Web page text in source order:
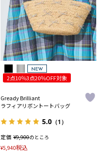
NEW
2点10％3点20％OFF対象
Gready Brilliant
ラフィアリボントートバッグ
5.0 （1）
定価 ¥9,900のところ
¥5,940税込